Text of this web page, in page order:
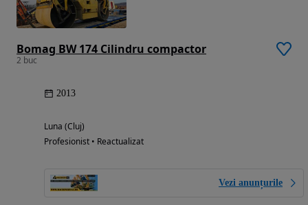
Bomag BW 174 Cilindru compactor
2 buc
2013
Luna (Cluj)
Profesionist • Reactualizat
Vezi anunțurile